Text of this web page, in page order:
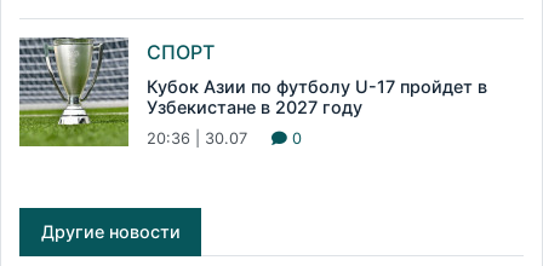
СПОРТ
Кубок Азии по футболу U-17 пройдет в
Узбекистане в 2027 году
20:36 | 30.07 0
Другие новости